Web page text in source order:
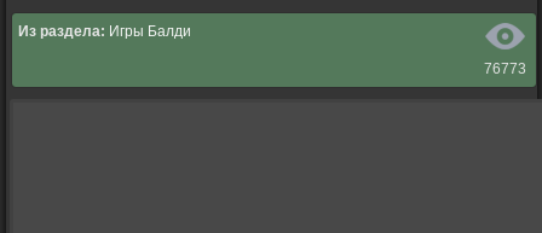
76773
Из раздела: Игры Балди